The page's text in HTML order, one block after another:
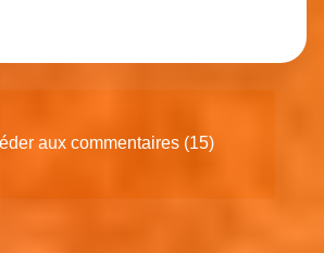
aux commentaires (15)